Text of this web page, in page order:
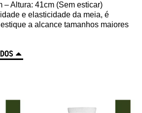
– Altura: 41cm (Sem esticar)
e elasticidade da meia, é
a alcance tamanhos maiores